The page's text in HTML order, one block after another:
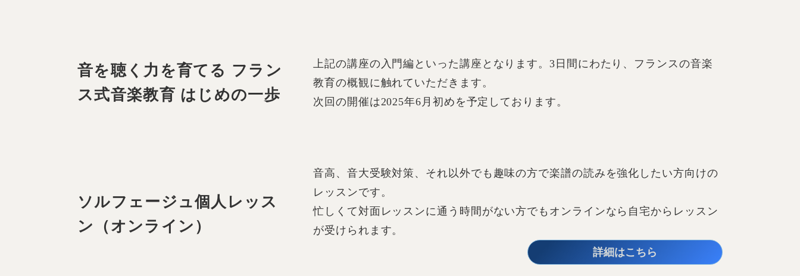
音を聴く力を育てる フラン
ス式音楽教育 はじめの一歩
上記の講座の入門編といった講座となります。3日間にわたり、フランスの音楽
教育の概観に触れていただきます。
次回の開催は2025年6月初めを予定しております。
ソルフェージュ個人レッス
ン（オンライン）
音高、音大受験対策、それ以外でも趣味の方で楽譜の読みを強化したい方向けの
レッスンです。
忙しくて対面レッスンに通う時間がない方でもオンラインなら自宅からレッスン
が受けられます。
詳細はこちら